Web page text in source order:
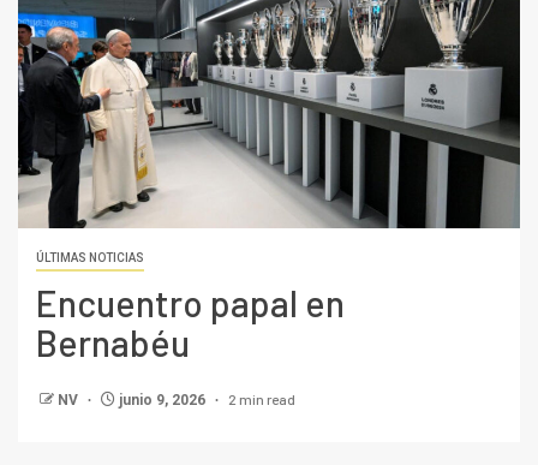
ÚLTIMAS NOTICIAS
Encuentro papal en
Bernabéu
NV junio 9, 2026 2 min read